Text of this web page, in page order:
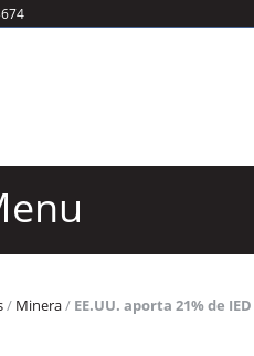
/ Minera/ EE.UU. aporta 21% de